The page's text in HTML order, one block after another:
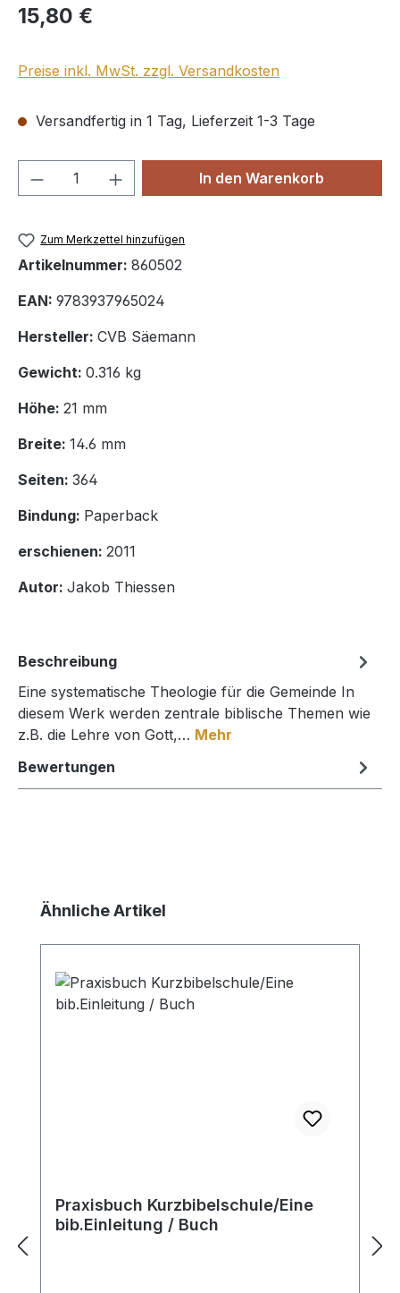
Regulärer Preis:
15,80 €
Preise inkl. MwSt. zzgl. Versandkosten
Versandfertig in 1 Tag, Lieferzeit 1-3 Tage
Produkt Anzahl: Gib denIn den Warenkorb
Zum Merkzettel hinzufügen
Artikelnummer: 860502
EAN: 9783937965024
Hersteller: CVB Säemann
Gewicht: 0.316 kg
Höhe: 21 mm
Breite: 14.6 mm
Seiten: 364
Bindung: Paperback
erschienen: 2011
Autor: Jakob Thiessen
Beschreibung
Eine systematische Theologie für die Gemeinde In
diesem Werk werden zentrale biblische Themen wie
z.B. die Lehre von Gott,… Mehr
Bewertungen
Produktgalerie überspringen
Ähnliche Artikel
Praxisbuch Kurzbibelschule/Eine
bib.Einleitung / Buch